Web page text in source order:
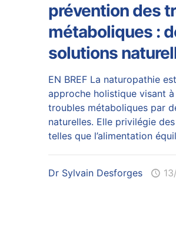
prévention des
métaboliques :
solutions
EN BREF La naturopathie
approche holistique visant
troubles métaboliques par
naturelles. Elle privilégie
telles que l’alimentation
Dr Sylvain Desforges